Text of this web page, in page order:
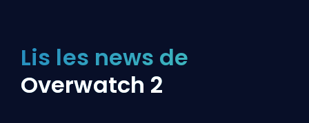
Lis les news de
Overwatch 2